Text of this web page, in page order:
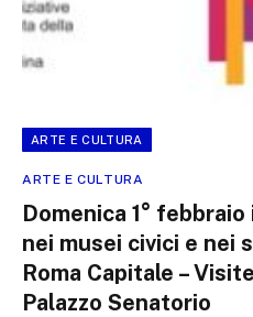
ARTE E CULTURA
ARTE E CULTURA
Domenica 1°
nei musei civici e nei
Roma Capitale –
Palazzo Senatorio